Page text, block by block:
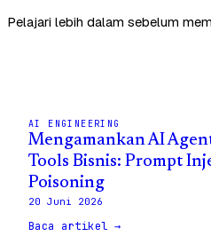
Pelajari lebih dalam sebelum
AI ENGINEERING
Mengamankan AI
Tools Bisnis: Prompt
Poisoning
20 Juni 2026
Baca artikel →